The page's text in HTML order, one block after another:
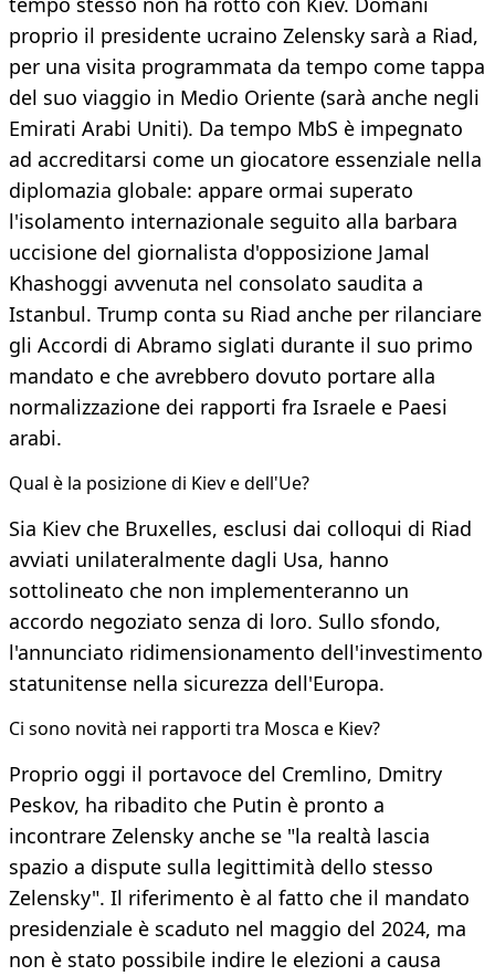
proprio il presidente ucraino Zelensky sarà a Riad,
per una visita programmata da tempo come tappa
del suo viaggio in Medio Oriente (sarà anche negli
Emirati Arabi Uniti). Da tempo MbS è impegnato
ad accreditarsi come un giocatore essenziale nella
diplomazia globale: appare ormai superato
l'isolamento internazionale seguito alla barbara
uccisione del giornalista d'opposizione Jamal
Khashoggi avvenuta nel consolato saudita a
Istanbul. Trump conta su Riad anche per rilanciare
gli Accordi di Abramo siglati durante il suo primo
mandato e che avrebbero dovuto portare alla
normalizzazione dei rapporti fra Israele e Paesi
arabi.
Qual è la posizione di Kiev e dell'Ue?
Sia Kiev che Bruxelles, esclusi dai colloqui di Riad
avviati unilateralmente dagli Usa, hanno
sottolineato che non implementeranno un
accordo negoziato senza di loro. Sullo sfondo,
l'annunciato ridimensionamento dell'investimento
statunitense nella sicurezza dell'Europa.
Ci sono novità nei rapporti tra Mosca e Kiev?
Proprio oggi il portavoce del Cremlino, Dmitry
Peskov, ha ribadito che Putin è pronto a
incontrare Zelensky anche se "la realtà lascia
spazio a dispute sulla legittimità dello stesso
Zelensky". Il riferimento è al fatto che il mandato
presidenziale è scaduto nel maggio del 2024, ma
non è stato possibile indire le elezioni a causa